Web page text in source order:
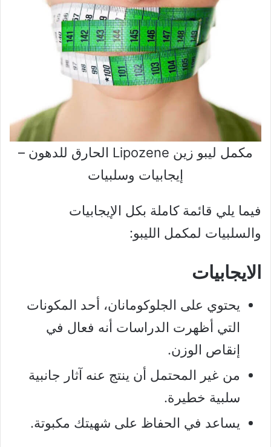
مكمل ليبو زين Lipozene الحارق للدهون –
إيجابيات وسلبيات
فيما يلي قائمة كاملة بكل الإيجابيات
والسلبيات لمكمل الليبو:
الايجابيات
يحتوي على الجلوكومانان، أحد المكونات
التي أظهرت الدراسات أنه فعال في
إنقاص الوزن.
من غير المحتمل أن ينتج عنه آثار جانبية
سلبية خطيرة.
يساعد في الحفاظ على شهيتك مكبوتة.